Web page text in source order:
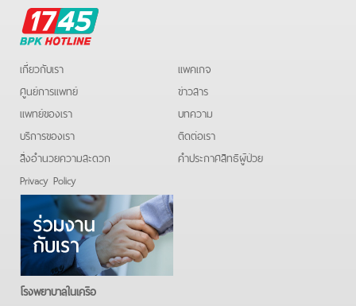
BPK
Hotline
เกี่ยวกับเรา
ศูนย์การแพทย์
แพทย์ของเรา
บริการของเรา
สิ่งอำนวยความสะดวก
Privacy Policy
แพคเกจ
ข่าวสาร
บทความ
ติดต่อเรา
คําประกาศสิทธิผู้ป่วย
โรงพยาบาลในเครือ